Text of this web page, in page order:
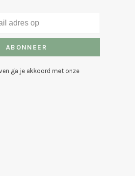
ABONNEER
ga je akkoord met onze